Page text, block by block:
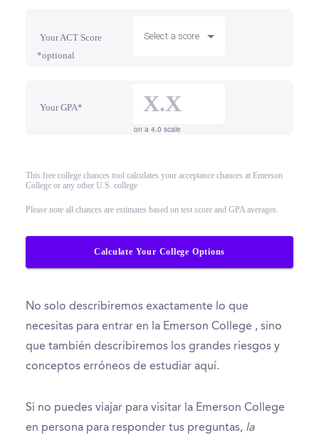
Your ACT Score
*optional
Select a score
Your GPA*
on a 4.0 scale
This free college chances tool calculates your acceptance chances at Emerson
College or any other U.S. college
Please note all chances are estimates based on test score and GPA averages.
Calculate Your College Options
No solo describiremos exactamente lo que
necesitas para entrar en la Emerson College , sino
que también describiremos los grandes riesgos y
conceptos erróneos de estudiar aquí.
Si no puedes viajar para visitar la Emerson College
en persona para responder tus preguntas, la